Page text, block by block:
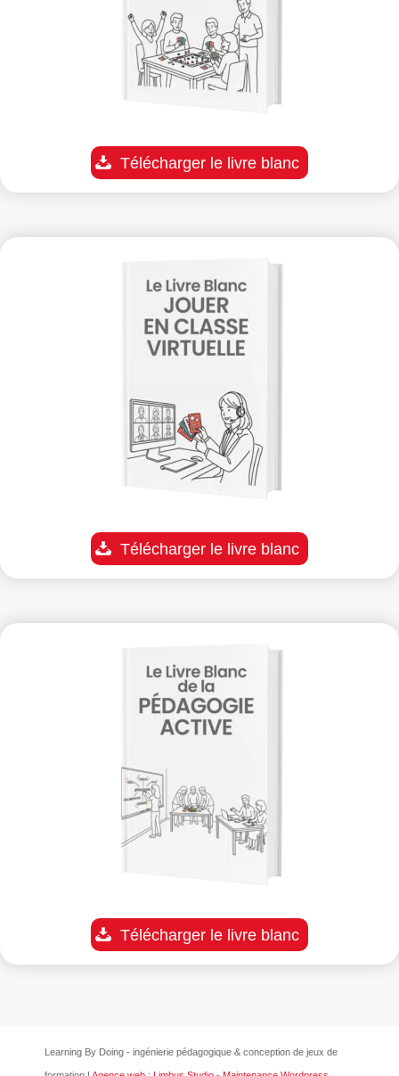
Télécharger le livre blanc
Télécharger le livre blanc
Télécharger le livre blanc
Learning By Doing - ingénierie pédagogique & conception de jeux de